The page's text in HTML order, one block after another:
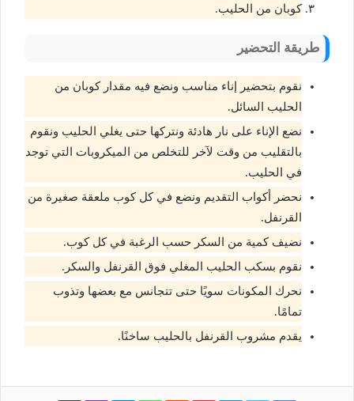
كوبان من الحليب.
طريقة التحضير
نقوم بتحضير إناء مناسب ونضع فيه مقدار كوبان من
الحليب السائل.
نضع الإناء على نار هادئة ونتركها حتى يغلي الحليب ونقوم
بالتقليب من وقت لآخر للتخلص من الميكروبات التي توجد
في الحليب.
نحضر أكواب التقديم ونضع في كل كوب ملعقة صغيرة من
القرنفل.
نضيف كمية من السكر حسب الرغبة في كل كوب.
نقوم بسكب الحليب المغلي فوق القرنفل والسكر.
نحرك المكونات سويًا حتى تتجانس مع بعضها وتذوب
تمامًا.
يقدم مشروب القرنفل بالحليب ساخنًا.